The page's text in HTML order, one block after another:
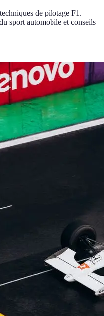
de pilotage F1.
sport automobile et conseils